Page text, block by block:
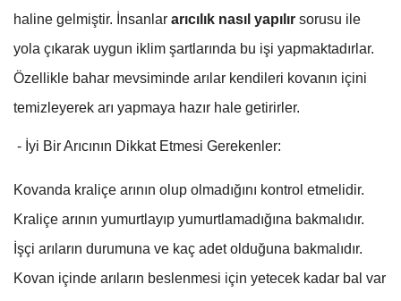
haline gelmiştir. İnsanlar arıcılık nasıl yapılır sorusu ile
yola çıkarak uygun iklim şartlarında bu işi yapmaktadırlar.
Özellikle bahar mevsiminde arılar kendileri kovanın içini
temizleyerek arı yapmaya hazır hale getirirler.
- İyi Bir Arıcının Dikkat Etmesi Gerekenler:
Kovanda kraliçe arının olup olmadığını kontrol etmelidir.
Kraliçe arının yumurtlayıp yumurtlamadığına bakmalıdır.
İşçi arıların durumuna ve kaç adet olduğuna bakmalıdır.
Kovan içinde arıların beslenmesi için yetecek kadar bal var